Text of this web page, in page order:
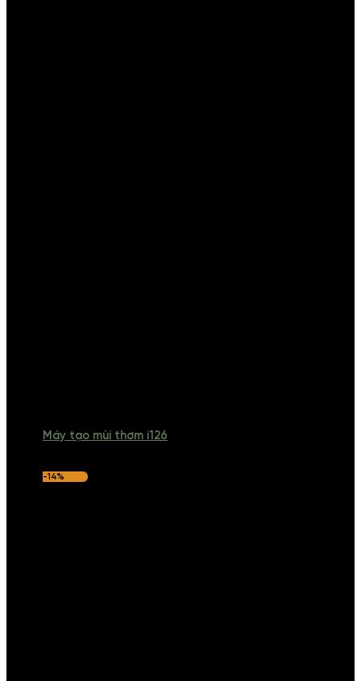
Máy tạo mùi thơm i126
-14%